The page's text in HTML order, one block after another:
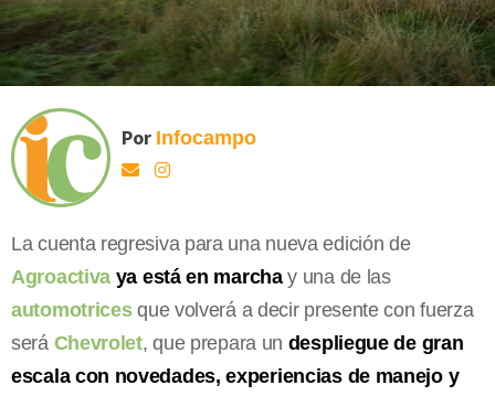
Por Infocampo
La cuenta regresiva para una nueva edición de
Agroactiva ya está en marchay una de las
automotricesque volverá a decir presente con fuerza
será Chevrolet, que prepara un despliegue de gran
escala con novedades, experiencias de manejo y